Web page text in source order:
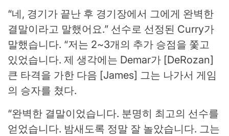
“네, 경기가 끝난 후 경기장에서 그에게 완벽한
결말이라고 말했어요.” 선수로 선정된 Curry가
말했습니다. “저는 2~3개의 추가 승점을 쫓고
있었습니다. 제 생각에는 Demar가 [DeRozan]
큰 타격을 가한 다음 [James] 그는 나가서 게임
의 승자를 쳤다.
“완벽한 결말이었습니다. 분명히 최고의 선수를
얻었습니다. 밤새도록 정말 잘 놀았습니다. 그는